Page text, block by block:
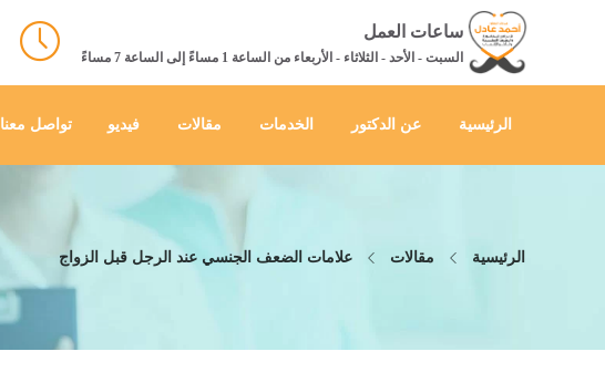
ساعات العمل
السبت - الأحد - الثلاثاء - الأربعاء من الساعة 1 مساءً إلى الساعة 7 مساءً
الرئيسية عن الدكتور الخدمات مقالات فيديو تواصل معنا
الرئيسية مقالات علامات الضعف الجنسي عند الرجل قبل الزواج